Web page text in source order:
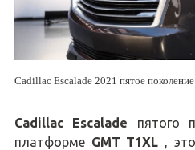
Cadillac Escalade 2021 пятое поколение
Cadillac Escalade пятого
платформе GMT T1XL ,